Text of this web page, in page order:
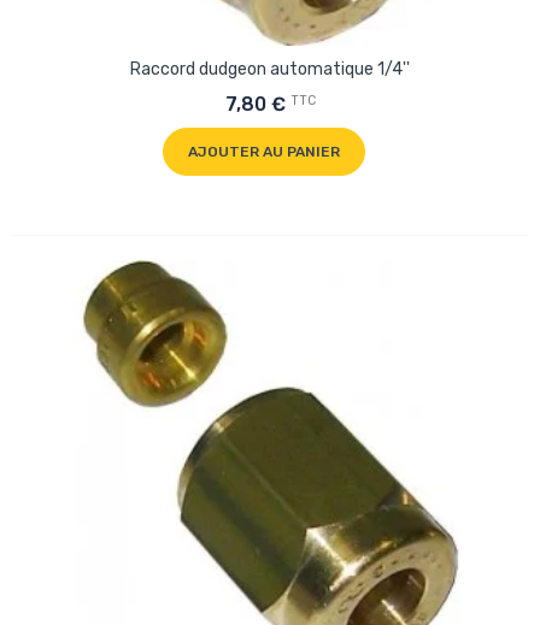
Raccord dudgeon automatique 1/4''
7,80 € TTC
AJOUTER AU PANIER